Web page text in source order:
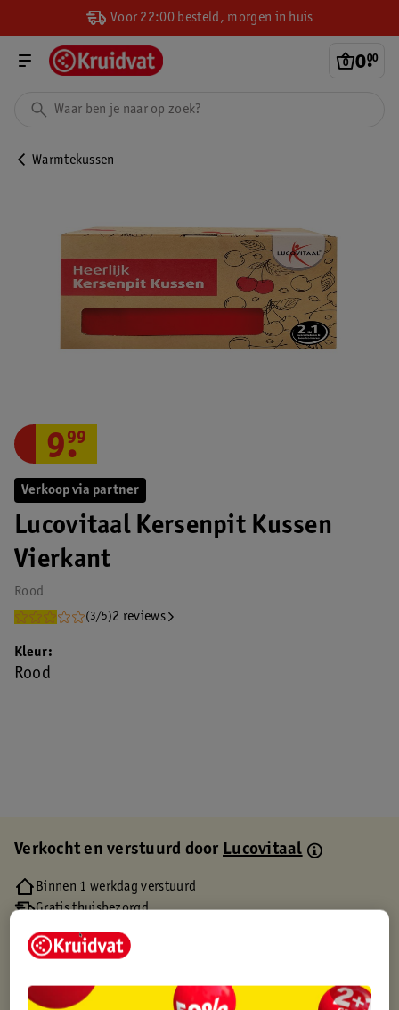
Voor 22:00 besteld, morgen in huis
0.
00
Warmtekussen
Verkoop via partner
Lucovitaal Kersenpit Kussen
Vierkant
Rood
(3/5)2 reviews
9.
99
Kleur
Rood
Verkocht en verstuurd doorLucovitaal
Binnen 1 werkdag verstuurd
Gratis thuisbezorgd
Gratis retourneren via verkooppartner.
Gratis punten met je Kruidvat kaart